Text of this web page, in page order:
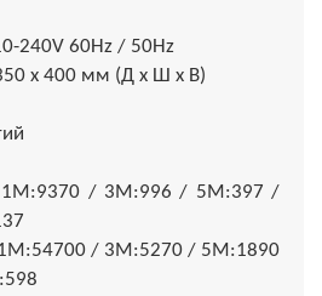
240V 60Hz / 50Hz
x 400 мм (Д x Ш x В)
: 1М:9370 / 3М:996 / 5М:397 /
1М:54700 / 3М:5270 / 5М:1890